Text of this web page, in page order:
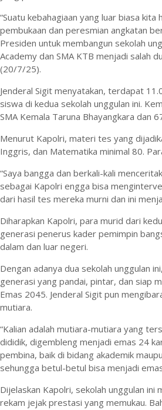
“Suatu kebahagiaan yang luar biasa
pembukaan dan peresmian angkatan
Presiden untuk membangun sekolah
Academy dan SMA KTB menjadi salah
(20/7/25).
Jenderal Sigit menyatakan, terdapat
siswa di kedua sekolah unggulan ini.
SMA Kemala Taruna Bhayangkara dan
Menurut Kapolri, materi tes yang
Inggris, dan Matematika minimal 80.
“Saya bangga dan berkali-kali
sebagai Kapolri engga bisa
dari hasil tes mereka murni dan ini
Diharapkan Kapolri, para murid dari
generasi penerus kader pemimpin
dalam dan luar negeri.
Dengan adanya dua sekolah unggulan
generasi yang pandai, pintar, dan siap
Emas 2045. Jenderal Sigit pun
mutiara.
“Kalian adalah mutiara-mutiara yang
dididik, digembleng menjadi emas 24
pembina, baik di bidang akademik
sehungga betul-betul bisa menjadi
Dijelaskan Kapolri, sekolah unggulan
rekam jejak prestasi yang memukau.